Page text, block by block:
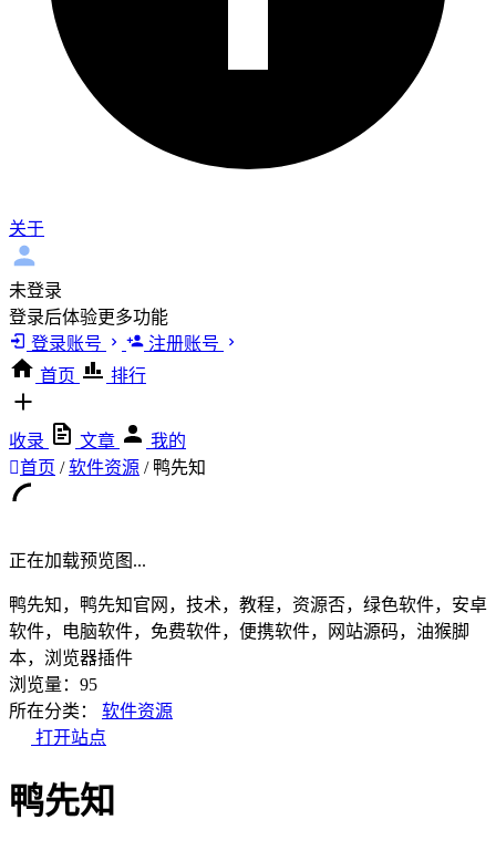
关于
未登录
登录后体验更多功能
登录账号
注册账号
首页
排行
收录 文章
我的
首页 / 软件资源 / 鸭先知
正在加载预览图...
鸭先知，鸭先知官网，技术，教程，资源否，绿色软件，安卓
软件，电脑软件，免费软件，便携软件，网站源码，油猴脚
本，浏览器插件
浏览量：95
所在分类：
软件资源
打开站点
鸭先知